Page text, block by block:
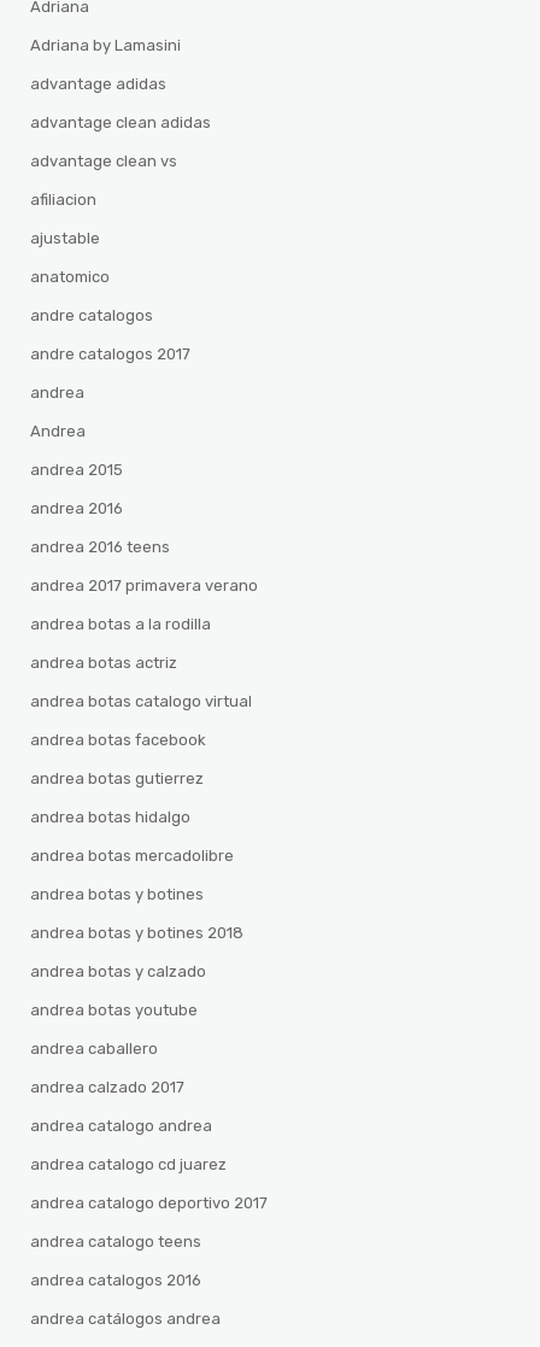
Adriana
Adriana by Lamasini
advantage adidas
advantage clean adidas
advantage clean vs
afiliacion
ajustable
anatomico
andre catalogos
andre catalogos 2017
andrea
Andrea
andrea 2015
andrea 2016
andrea 2016 teens
andrea 2017 primavera verano
andrea botas a la rodilla
andrea botas actriz
andrea botas catalogo virtual
andrea botas facebook
andrea botas gutierrez
andrea botas hidalgo
andrea botas mercadolibre
andrea botas y botines
andrea botas y botines 2018
andrea botas y calzado
andrea botas youtube
andrea caballero
andrea calzado 2017
andrea catalogo andrea
andrea catalogo cd juarez
andrea catalogo deportivo 2017
andrea catalogo teens
andrea catalogos 2016
andrea catálogos andrea